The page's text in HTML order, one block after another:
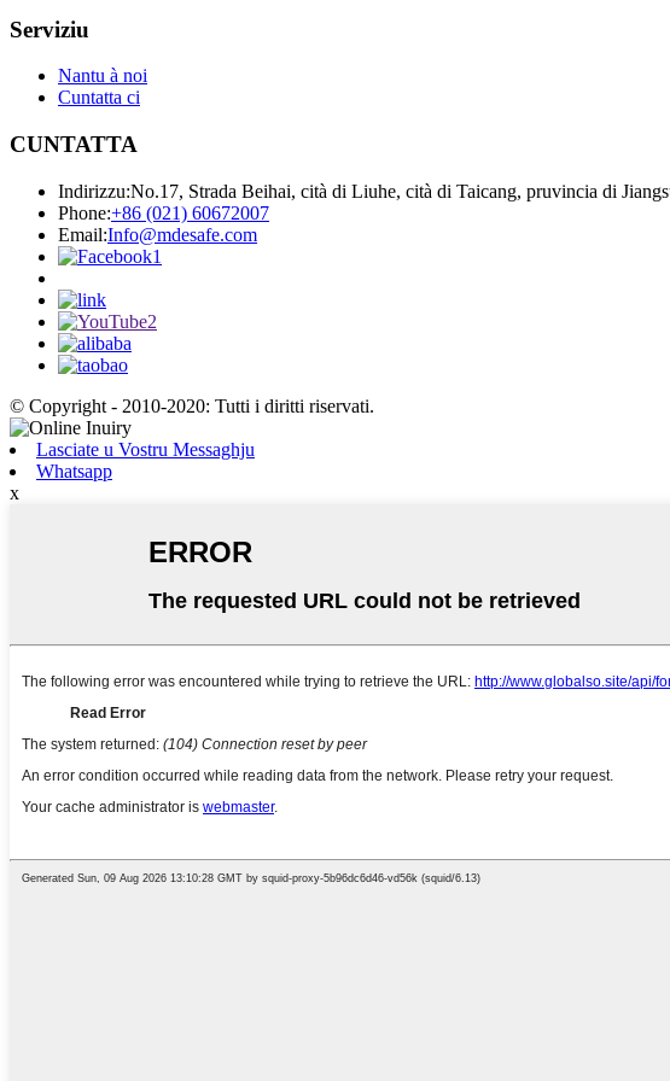
Serviziu
Nantu à noi
Cuntatta ci
CUNTATTA
Indirizzu:No.17, Strada Beihai, cità di Liuhe, cità di Taicang, pruvincia di
Phone:+86 (021) 60672007
Email:Info@mdesafe.com
© Copyright - 2010-2020: Tutti i diritti riservati.
Lasciate u Vostru Messaghju
Whatsapp
x